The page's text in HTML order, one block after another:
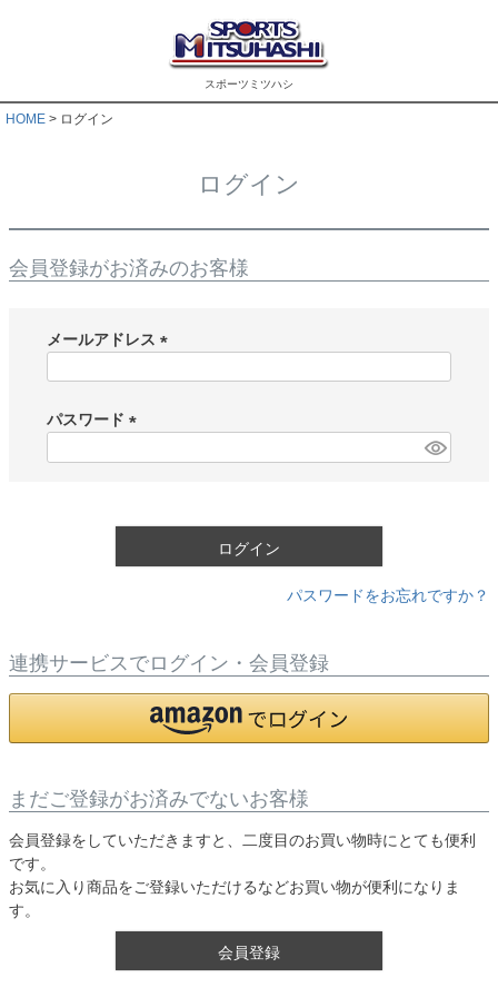
スポーツミツハシ
HOME ログイン
ログイン
会員登録がお済みのお客様
メールアドレス
)
パスワード
ログイン
パスワードをお忘れですか？
連携サービスでログイン・会員登録
まだご登録がお済みでないお客様
会員登録をしていただきますと、二度目のお買い物時にとても便利
です。
お気に入り商品をご登録いただけるなどお買い物が便利になりま
す。
会員登録